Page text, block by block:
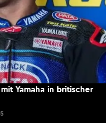
Yamaha in britischer